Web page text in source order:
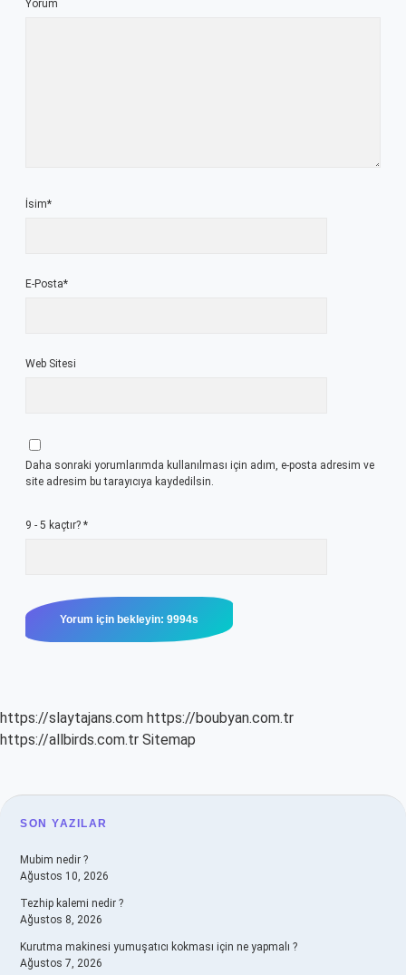
Yorum
İsim*
E-Posta*
Web Sitesi
Daha sonraki yorumlarımda kullanılması için adım, e-posta adresim ve
site adresim bu tarayıcıya kaydedilsin.
9 - 5 kaçtır? *
https://slaytajans.com https://boubyan.com.tr
https://allbirds.com.tr Sitemap
SIDEBAR
SON YAZILAR
Mubim nedir ?
Ağustos 10, 2026
Tezhip kalemi nedir ?
Ağustos 8, 2026
Kurutma makinesi yumuşatıcı kokması için ne yapmalı ?
Ağustos 7, 2026